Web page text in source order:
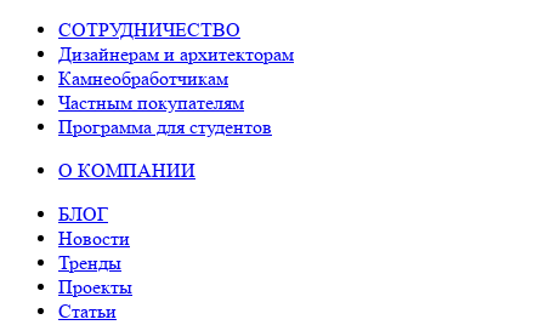
СОТРУДНИЧЕСТВО
Дизайнерам и архитекторам
Камнеобработчикам
Частным покупателям
Программа для студентов
О КОМПАНИИ
БЛОГ
Новости
Тренды
Проекты
Статьи